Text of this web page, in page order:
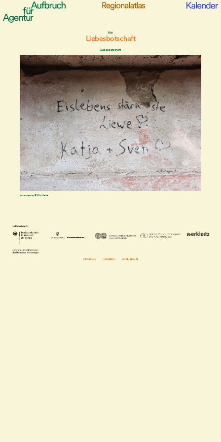
Bild
Liebesbotschaft
Liebesbotschaft
Verewigung, © Werkleitz
INSTAGRAM IMPRESSUM DATENSCHUTZ